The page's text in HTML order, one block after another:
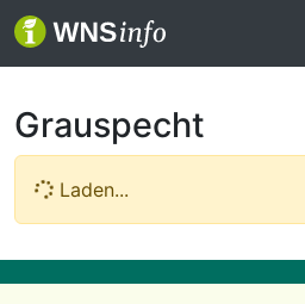
Grauspecht
Laden...